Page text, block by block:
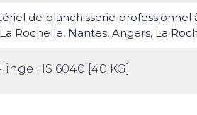
HS 6040 [40 KG]